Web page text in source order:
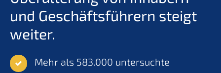
und Geschäftsführern steigt
weiter.
Mehr als 583.000 untersuchte